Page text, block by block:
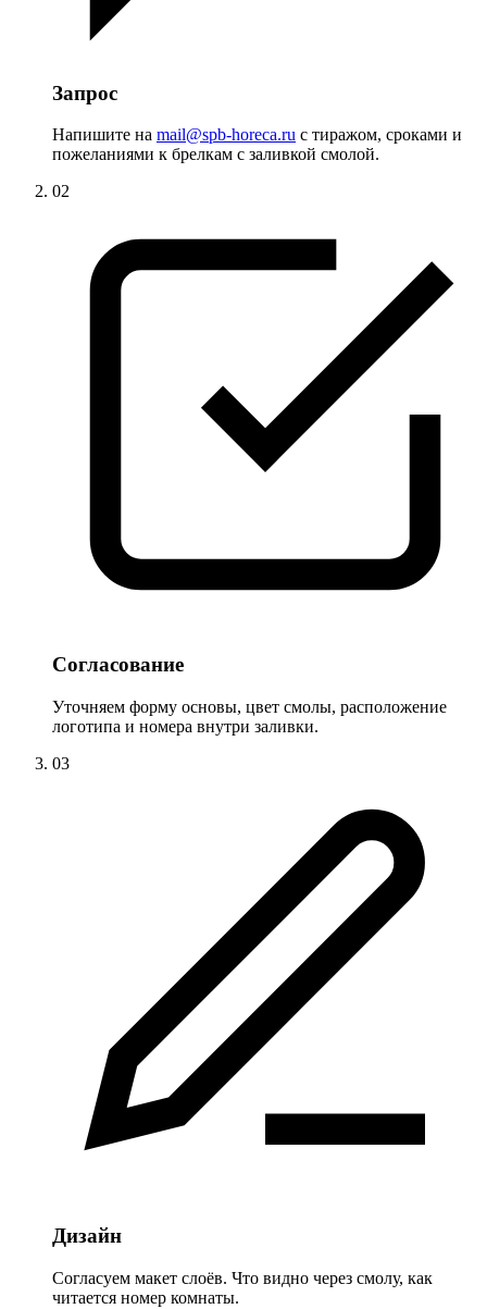
Запрос
Напишите на mail@spb-horeca.ru с тиражом, сроками и
пожеланиями к брелкам с заливкой смолой.
02
Согласование
Уточняем форму основы, цвет смолы, расположение
логотипа и номера внутри заливки.
03
Дизайн
Согласуем макет слоёв. Что видно через смолу, как
читается номер комнаты.